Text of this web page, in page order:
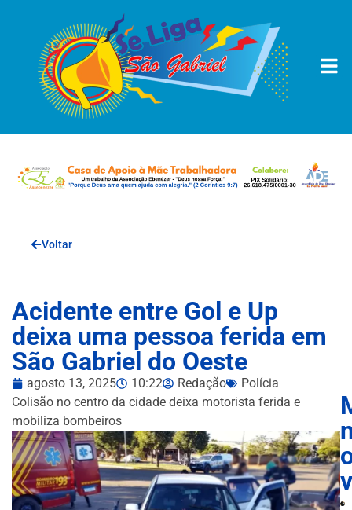
Voltar
Acidente entre Gol e Up
deixa uma pessoa ferida em
São Gabriel do Oeste
agosto 13, 2025 10:22 Redação
Polícia
Colisão no centro da cidade deixa motorista ferida e
mobiliza bombeiros